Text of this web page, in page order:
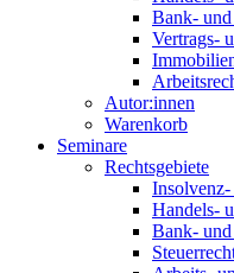
Bank-
Vertrags-
Autor:innen
Warenkorb
Seminare
Rechtsgebiete
Insolvenz-
Handels-
Bank-